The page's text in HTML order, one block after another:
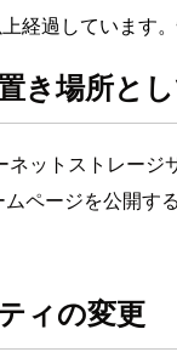
経過しています
き場所と
ットストレー
ページを公開す
ィの変更